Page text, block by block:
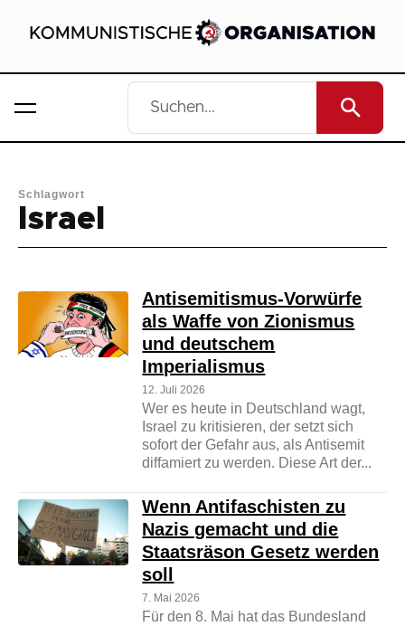
Schlagwort
Israel
Antisemitismus-Vorwürfe
als Waffe von Zionismus
und deutschem
Imperialismus
12. Juli 2026
Wer es heute in Deutschland wagt,
Israel zu kritisieren, der setzt sich
sofort der Gefahr aus, als Antisemit
diffamiert zu werden. Diese Art der...
Wenn Antifaschisten zu
Nazis gemacht und die
Staatsräson Gesetz werden
soll
7. Mai 2026
Für den 8. Mai hat das Bundesland